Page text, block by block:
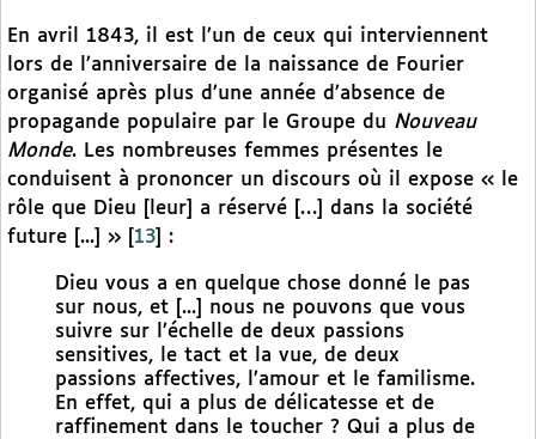
En avril 1843, il est l’un de ceux qui interviennent
lors de l’anniversaire de la naissance de Fourier
organisé après plus d’une année d’absence de
propagande populaire par le Groupe du Nouveau
Monde. Les nombreuses femmes présentes le
conduisent à prononcer un discours où il expose « le
rôle que Dieu [leur] a réservé […] dans la société
future [...] »
13 :
Dieu vous a en quelque chose donné le pas
sur nous, et [...] nous ne pouvons que vous
suivre sur l’échelle de deux passions
sensitives, le tact et la vue, de deux
passions affectives, l’amour et le familisme.
En effet, qui a plus de délicatesse et de
raffinement dans le toucher ? Qui a plus de